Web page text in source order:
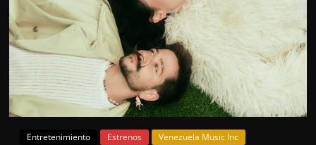
Entretenimiento Estrenos Venezuela Music Inc